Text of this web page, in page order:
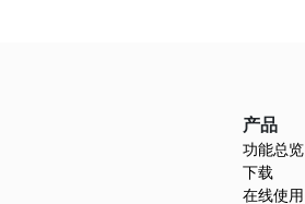
产品
功能总览
下载
在线使用